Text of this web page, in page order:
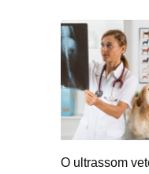
O ultrassom